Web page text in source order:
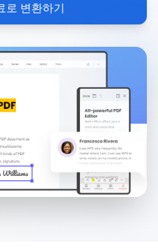
로 변환하기